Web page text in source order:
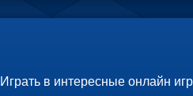
Играть в интересные онлайн